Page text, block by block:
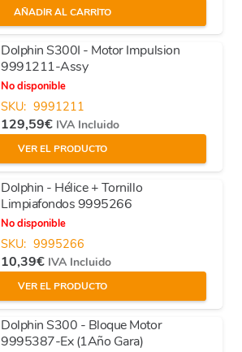
AÑADIR AL CARRITO
Dolphin S300I - Motor Impulsion
9991211-Assy
No disponible
SKU: 9991211
129,59€ IVA Incluido
VER EL PRODUCTO
Dolphin - Hélice + Tornillo
Limpiafondos 9995266
No disponible
SKU: 9995266
10,39€ IVA Incluido
VER EL PRODUCTO
Dolphin S300 - Bloque Motor
9995387-Ex (1Año Gara)